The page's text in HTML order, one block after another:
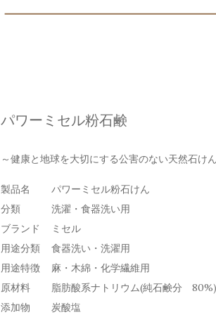
パワーミセル粉石鹸
～健康と地球を大切にする公害のない天然石け
製品名
パワーミセル粉石けん
分類
洗濯・食器洗い用
ブランド
ミセル
用途分類
食器洗い・洗濯用
用途特徴
麻・木綿・化学繊維用
原材料
脂肪酸系ナトリウム(純石鹸分
添加物
炭酸塩